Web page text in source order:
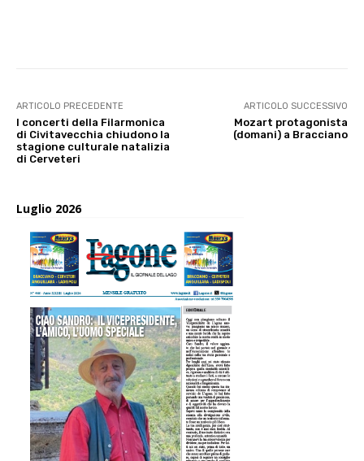
ARTICOLO PRECEDENTE
I concerti della Filarmonica
di Civitavecchia chiudono la
stagione culturale natalizia
di Cerveteri
ARTICOLO SUCCESSIVO
Mozart protagonista
(domani) a Bracciano
Luglio 2026